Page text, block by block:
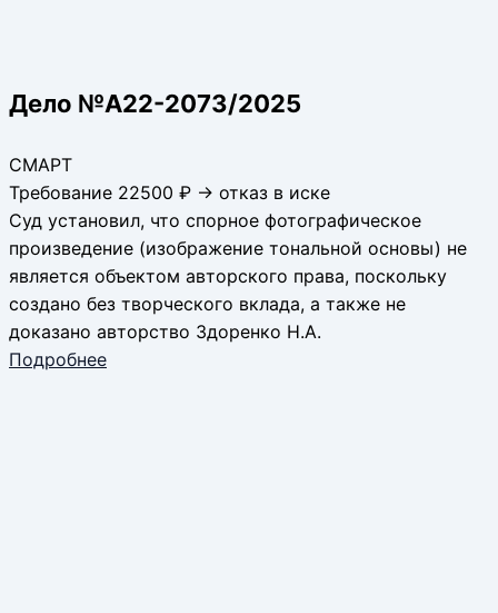
Дело №А22-2073/2025
СМАРТ
Требование 22500 ₽ → отказ в иске
Суд установил, что спорное фотографическое
произведение (изображение тональной основы) не
является объектом авторского права, поскольку
создано без творческого вклада, а также не
доказано авторство Здоренко Н.А.
Подробнее